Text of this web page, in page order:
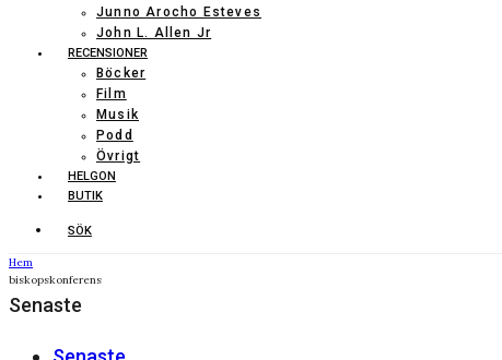
Junno Arocho Esteves
John L. Allen Jr
RECENSIONER
Böcker
Film
Musik
Podd
Övrigt
HELGON
BUTIK
SÖK
Hem
biskopskonferens
Senaste